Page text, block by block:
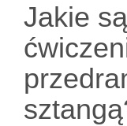
Jakie